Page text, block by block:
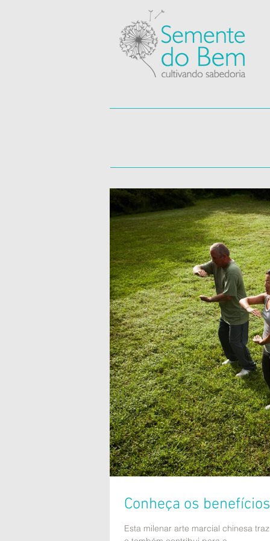
Conheça os
Esta milenar arte marcial chinesa